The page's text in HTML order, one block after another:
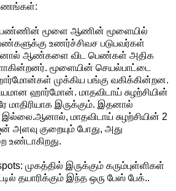
பெண்ணின் மூளை ஆணின் மூளையில்
உணர்ச்சிவச படுபவர்கள்
ஆண்களை விட பெண்கள் அதிக
மூளையின் செயல்பாட்டை
முக்கிய பங்கு வகிக்கின்றன.
ஹார்மோன். மாதவிடாய் சுழற்சியின்
மாதிரியாக இருக்கும். இதனால்
மாதவிடாய் சுழற்சியின் 2
அளவு குறையும் போது, ​​அது
உண்டாகிறது.
முகத்தில் இருக்கும் கரும்புள்ளிகள்
தயாரிக்கும் இந்த ஒரு பேஸ் பேக்..